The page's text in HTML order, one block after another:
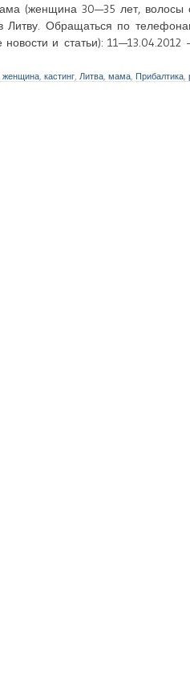
(женщина 30—35 лет, волосы
Обращаться по
и статьи):
женщина кастинг Литва мама Прибалтика